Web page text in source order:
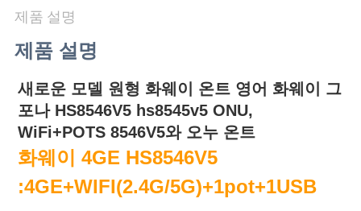
문
을
요
구
제품 설명
제품 설명
새로운 모델 원형 화웨이 온트 영어 화웨이 그
포나 HS8546V5 hs8545v5 ONU,
WiFi+POTS 8546V5와 오누 온트
화웨이 4GE HS8546V5
:4GE+WIFI(2.4G/5G)+1pot+1USB